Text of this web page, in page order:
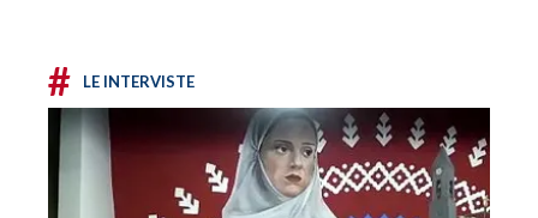
# LE INTERVISTE